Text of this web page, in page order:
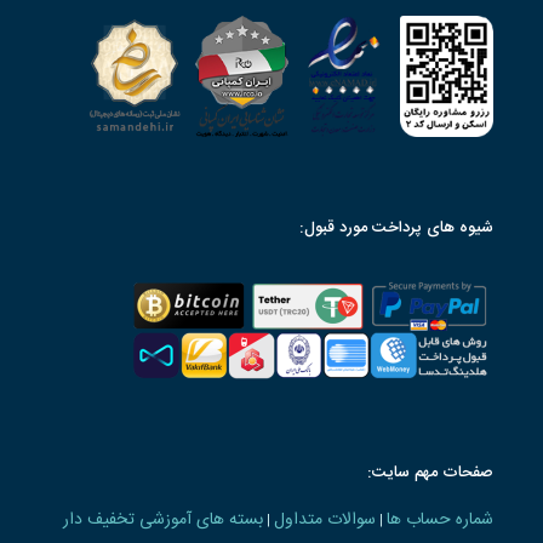
شیوه های پرداخت مورد قبول:
صفحات مهم سایت:
شماره حساب ها | سوالات متداول | بسته های آموزشی تخفیف دار